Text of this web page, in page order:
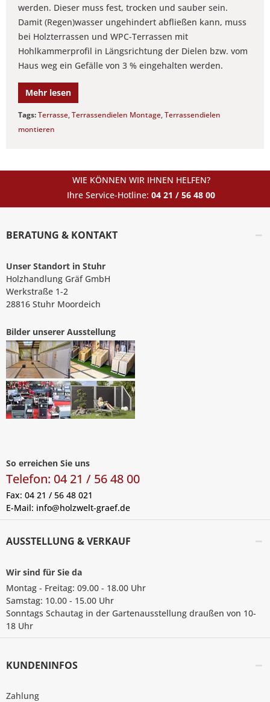
werden. Dieser muss fest, trocken und sauber sein.
Damit (Regen)wasser ungehindert abfließen kann, muss
bei Holzterrassen und WPC-Terrassen mit
Hohlkammerprofil in Längsrichtung der Dielen bzw. vom
Haus weg ein Gefälle von 3 % eingehalten werden.
Mehr lesen
Tags:Terrasse,Terrassendielen Montage,Terrassendielen
montieren
WIE KÖNNEN WIR IHNEN HELFEN?
Ihre Service-Hotline: 04 21 / 56 48 00
BERATUNG & KONTAKT
Unser Standort in Stuhr
Holzhandlung Gräf GmbH
Werkstraße 1-2
28816 Stuhr Moordeich
Bilder unserer Ausstellung
So erreichen Sie uns
Telefon: 04 21 / 56 48 00
Fax: 04 21 / 56 48 021
E-Mail: info@holzwelt-graef.de
AUSSTELLUNG & VERKAUF
Wir sind für Sie da
Montag - Freitag: 09.00 - 18.00 Uhr
Samstag: 10.00 - 15.00 Uhr
Sonntags Schautag in der Gartenausstellung draußen von 10-
18 Uhr
KUNDENINFOS
Zahlung